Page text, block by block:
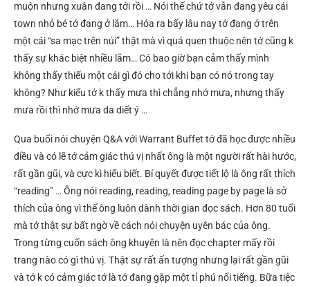
muộn nhưng xuân đang tới rồi … Nói thế chứ tớ vẫn đang yêu cái
town nhỏ bé tớ đang ở lắm… Hóa ra bấy lâu nay tớ đang ở trên
một cái “sa mạc trên núi” thật mà vì quá quen thuộc nên tớ cũng k
thấy sự khác biệt nhiều lắm… Có bao giờ bạn cảm thấy mình
không thấy thiếu một cái gì đó cho tới khi bạn có nó trong tay
không? Như kiểu tớ k thấy mưa thì chẳng nhớ mưa, nhưng thấy
mưa rồi thì nhớ mưa da diết ý …
Qua buổi nói chuyện Q&A với Warrant Buffet tớ đã học được nhiều
điều và có lẽ tớ cảm giác thú vị nhất ông là một người rất hài hước,
rất gần gũi, và cực kì hiểu biết. Bí quyết được tiết lộ là ông rất thích
“reading” … Ông nói reading, reading, reading page by page là sở
thích của ông vì thế ông luôn dành thời gian đọc sách. Hơn 80 tuổi
mà tớ thật sự bất ngờ về cách nói chuyện uyên bác của ông.
Trong từng cuốn sách ông khuyên là nên đọc chapter mấy rồi
trang nào có gì thú vị. Thật sự rất ấn tượng nhưng lại rất gần gũi
và tớ k có cảm giác tớ là tớ đang gặp một tỉ phú nổi tiếng. Bữa tiệc